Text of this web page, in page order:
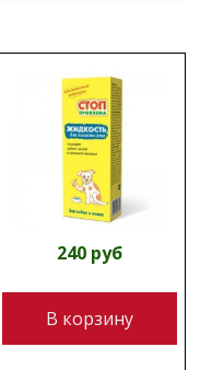
240 руб
В корзину